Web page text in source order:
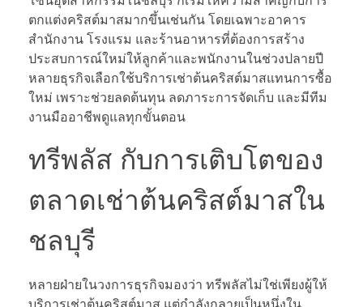
ตกแต่งคริสต์มาสมากขึ้นเช่นกัน โดยเฉพาะอาคาร
สำนักงาน โรงแรม และร้านอาหารที่ต้องการสร้าง
ประสบการณ์ใหม่ให้ลูกค้าและพนักงานในช่วงปลายปี
หลายธุรกิจเลือกใช้บริการเช่าต้นคริสต์มาสแทนการซื้อ
ใหม่ เพราะช่วยลดต้นทุน ลดภาระการจัดเก็บ และมีทีม
งานมืออาชีพดูแลทุกขั้นตอน
ทรีพลัส กับการเติบโตของ
ตลาดเช่าต้นคริสต์มาสใน
ชลบุรี
หลายฝ่ายในวงการธุรกิจมองว่า ทรีพลัสไม่ใช่เพียงผู้ให้